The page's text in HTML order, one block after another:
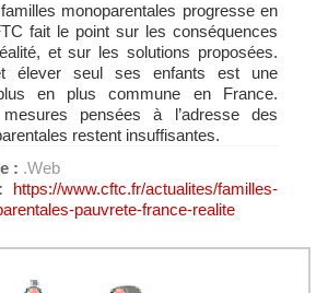
monoparentales progresse en
fait le point sur les conséquences
et sur les solutions proposées.
élever seul ses enfants est une
en plus commune en France.
pensées à l’adresse des
restent insuffisantes.
: .Web
https://www.cftc.fr/actualites/familles-
pauvrete-france-realite